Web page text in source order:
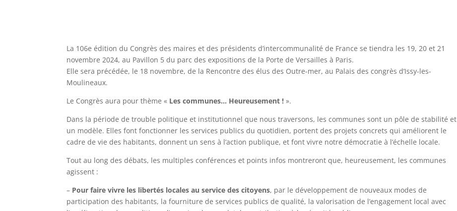
La 106e édition du Congrès des maires et des présidents d’intercommunalité de France se tiendra les 19, 20 et 21
novembre 2024, au Pavillon 5 du parc des expositions de la Porte de Versailles à Paris.
Elle sera précédée, le 18 novembre, de la Rencontre des élus des Outre-mer, au Palais des congrès d’Issy-les-
Moulineaux.
Le Congrès aura pour thème « Les communes… Heureusement ! ».
Dans la période de trouble politique et institutionnel que nous traversons, les communes sont un pôle de stabilité et
un modèle. Elles font fonctionner les services publics du quotidien, portent des projets concrets qui améliorent le
cadre de vie des habitants, donnent un sens à l’action publique, et font vivre notre démocratie à l’échelle locale.
Tout au long des débats, les multiples conférences et points infos montreront que, heureusement, les communes
agissent :
– Pour faire vivre les libertés locales au service des citoyens, par le développement de nouveaux modes de
participation des habitants, la fourniture de services publics de qualité, la valorisation de l’engagement local avec